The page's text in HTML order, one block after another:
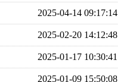
2025-04-14 09:17:14
2025-02-20 14:12:48
2025-01-17 10:30:41
2025-01-09 15:50:08